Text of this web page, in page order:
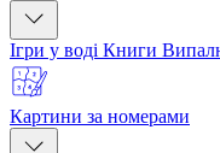
Ігри у воді Книги
Картини за номерами